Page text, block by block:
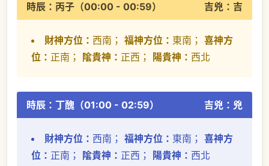
時辰：丙子（00:00 - 00:59） 吉兇：吉
財神方位： 西南； 福神方位： 東南； 喜神方
位： 正南； 隂貴神： 正西； 陽貴神： 西北
時辰：丁醜（01:00 - 02:59） 吉兇：兇
財神方位： 西南； 福神方位： 東南； 喜神方
位： 正南； 隂貴神： 正西； 陽貴神： 西北